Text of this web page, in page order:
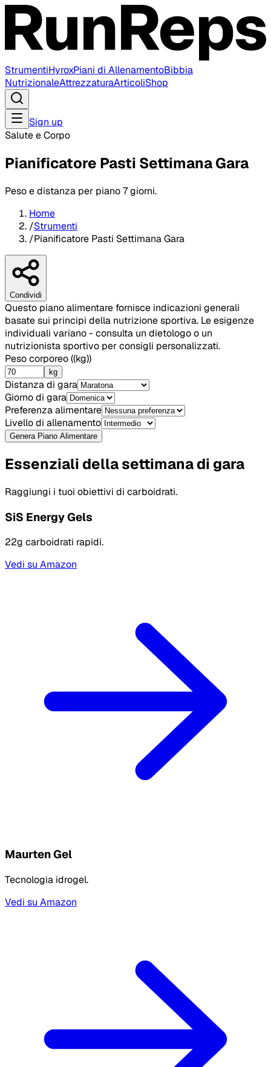
StrumentiHyroxPiani di AllenamentoBibbia
NutrizionaleAttrezzaturaArticoliShop
Sign up
Salute e Corpo
Pianificatore Pasti Settimana Gara
Peso e distanza per piano 7 giorni.
Home
/Strumenti
/Pianificatore Pasti Settimana Gara
Condividi
Questo piano alimentare fornisce indicazioni generali
basate sui principi della nutrizione sportiva. Le esigenze
individuali variano - consulta un dietologo o un
nutrizionista sportivo per consigli personalizzati.
Peso corporeo((kg))
kg
Distanza di gara
Giorno di gara
Preferenza alimentare
Livello di allenamento
Genera Piano Alimentare
Essenziali della settimana di gara
Raggiungi i tuoi obiettivi di carboidrati.
SiS Energy Gels
22g carboidrati rapidi.
Vedi su Amazon
Maurten Gel
Tecnologia idrogel.
Vedi su Amazon